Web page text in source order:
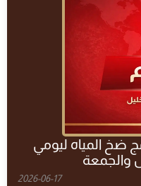
ضخ المياه ليومي
والجمعة
2026-06-17